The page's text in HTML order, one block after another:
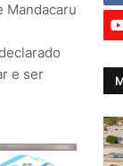
Mandacaru
e ser